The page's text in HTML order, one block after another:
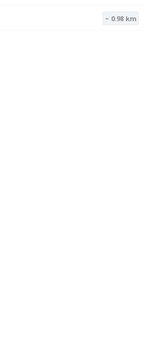
~ 0.98 km